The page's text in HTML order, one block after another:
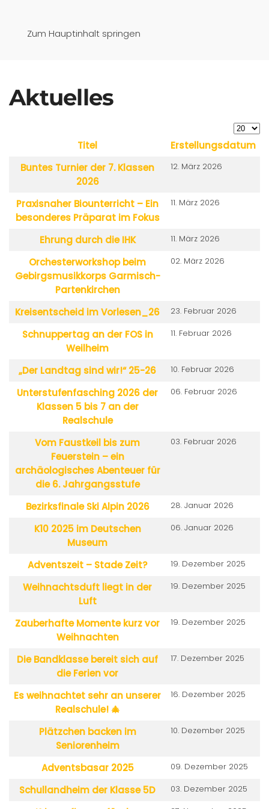
Zum Hauptinhalt springen
Schongau
Aktuelles
Beiträge
Titel
Erstellungsdatum
Buntes Turnier der 7. Klassen
2026
12. März 2026
Praxisnaher Biounterricht – Ein
besonderes Präparat im Fokus
11. März 2026
Ehrung durch die IHK 11. März 2026
Orchesterworkshop beim
Gebirgsmusikkorps Garmisch-
Partenkirchen
02. März 2026
Kreisentscheid im Vorlesen_26 23. Februar 2026
Schnuppertag an der FOS in
Weilheim
11. Februar 2026
„Der Landtag sind wir!“ 25-26 10. Februar 2026
Unterstufenfasching 2026 der
Klassen 5 bis 7 an der
Realschule
06. Februar 2026
Vom Faustkeil bis zum
Feuerstein – ein
archäologisches Abenteuer für
die 6. Jahrgangsstufe
03. Februar 2026
Bezirksfinale Ski Alpin 2026 28. Januar 2026
K10 2025 im Deutschen
Museum
06. Januar 2026
Adventszeit – Stade Zeit? 19. Dezember 2025
Weihnachtsduft liegt in der
Luft
19. Dezember 2025
Zauberhafte Momente kurz vor
Weihnachten
19. Dezember 2025
Die Bandklasse bereit sich auf
die Ferien vor
17. Dezember 2025
Es weihnachtet sehr an unserer
Realschule! 🎄
16. Dezember 2025
Plätzchen backen im
Seniorenheim
10. Dezember 2025
Adventsbasar 2025 09. Dezember 2025
Schullandheim der Klasse 5D 03. Dezember 2025